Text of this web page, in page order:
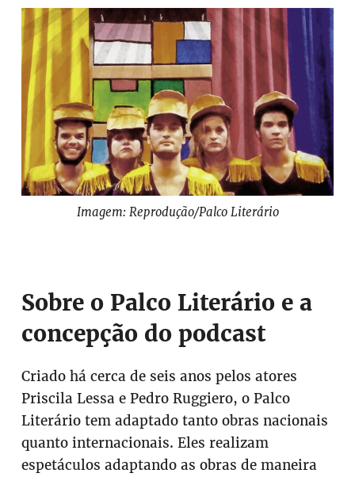
Imagem: Reprodução/Palco Literário
Sobre o Palco Literário e a
concepção do podcast
Criado há cerca de seis anos pelos atores
Priscila Lessa e Pedro Ruggiero, o Palco
Literário tem adaptado tanto obras nacionais
quanto internacionais. Eles realizam
espetáculos adaptando as obras de maneira